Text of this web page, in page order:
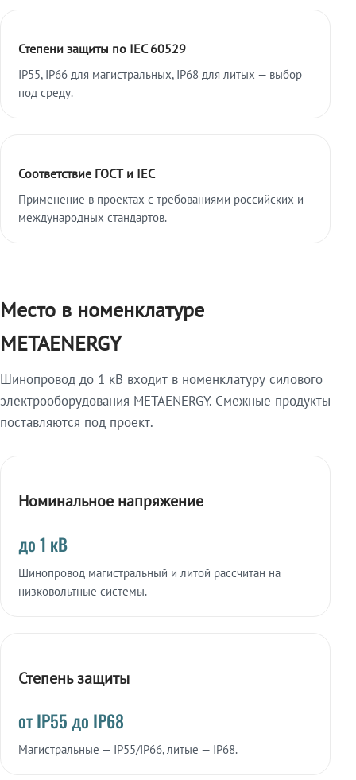
Степени защиты по IEC 60529
IP55, IP66 для магистральных, IP68 для литых — выбор
под среду.
Соответствие ГОСТ и IEC
Применение в проектах с требованиями российских и
международных стандартов.
Место в номенклатуре
METAENERGY
Шинопровод до 1 кВ входит в номенклатуру силового
электрооборудования METAENERGY. Смежные продукты
поставляются под проект.
Номинальное напряжение
до 1 кВ
Шинопровод магистральный и литой рассчитан на
низковольтные системы.
Степень защиты
от IP55 до IP68
Магистральные — IP55/IP66, литые — IP68.